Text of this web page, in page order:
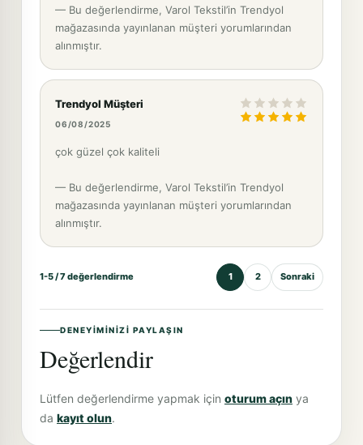
— Bu değerlendirme, Varol Tekstil’in Trendyol
mağazasında yayınlanan müşteri yorumlarından
alınmıştır.
Trendyol Müşteri
06/08/2025
çok güzel çok kaliteli
— Bu değerlendirme, Varol Tekstil’in Trendyol
mağazasında yayınlanan müşteri yorumlarından
alınmıştır.
1-5 / 7 değerlendirme 1 2 Sonraki
DENEYIMINIZI PAYLAŞIN
Değerlendir
Lütfen değerlendirme yapmak için oturum açın ya
da kayıt olun.